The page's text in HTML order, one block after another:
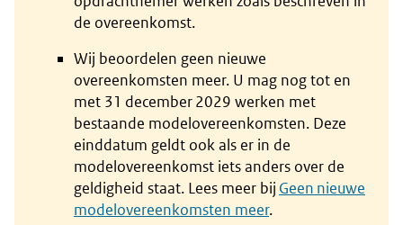
de overeenkomst.
Wij beoordelen geen nieuwe
overeenkomsten meer. U mag nog tot en
met 31 december 2029 werken met
bestaande modelovereenkomsten. Deze
einddatum geldt ook als er in de
modelovereenkomst iets anders over de
geldigheid staat. Lees meer bij Geen nieuwe
modelovereenkomsten meer.